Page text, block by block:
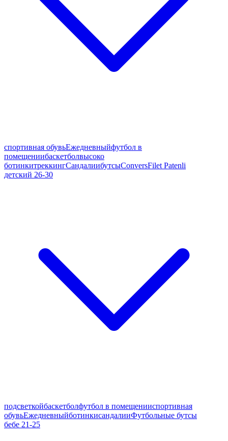
спортивная обувьЕжедневныйфутбол в
помещениибаскетболвысоко
ботинкитреккингСандалиибутсыConversFilet Patenli
детский 26-30
подсветкойбаскетболфутбол в помещенииспортивная
обувьЕжедневныйботинкисандалииФутбольные бутсы
бебе 21-25